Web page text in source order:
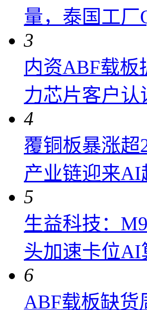
量，泰国工厂
3
内资ABF载板
力芯片客户认
4
覆铜板暴涨超
产业链迎来AI
5
生益科技：
头加速卡位AI
6
ABF载板缺货